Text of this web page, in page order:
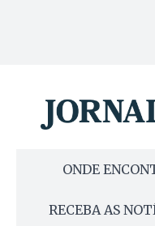
ONDE
RECEBA AS